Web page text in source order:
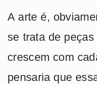
A arte é,
se trata de
crescem com
pensaria que